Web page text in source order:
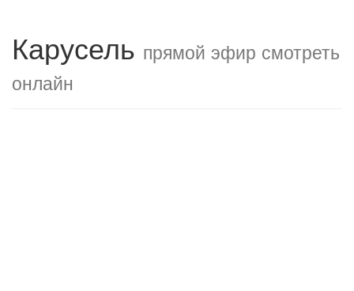
Карусель прямой эфир смотреть
онлайн